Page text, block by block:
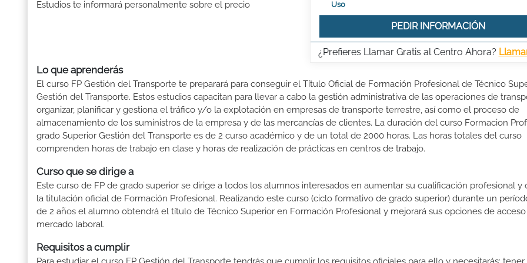
Estudios te informará personalmente sobre el precio Uso
PEDIR INFORMACIÓN
¿Prefieres Llamar Gratis al Centro Ahora?
Lo que aprenderás
El curso FP Gestión del Transporte te preparará para conseguir el Título Oficial de Formación Profesional de Técnico
Gestión del Transporte. Estos estudios capacitan para llevar a cabo la gestión administrativa de las operaciones de
organizar, planificar y gestiona el tráfico y/o la explotación en empresas de transporte terrestre, así como el proceso de
almacenamiento de los suministros de la empresa y de las mercancías de clientes. La duración del curso Formacion
grado Superior Gestión del Transporte es de 2 curso académico y de un total de 2000 horas. Las horas totales del curso
comprenden horas de trabajo en clase y horas de realización de prácticas en centros de trabajo.
Curso que se dirige a
Este curso de FP de grado superior se dirige a todos los alumnos interesados en aumentar su cualificación profesional y
la titulación oficial de Formación Profesional. Realizando este curso (ciclo formativo de grado superior) durante un
de 2 años el alumno obtendrá el título de Técnico Superior en Formación Profesional y mejorará sus opciones de
mercado laboral.
Requisitos a cumplir